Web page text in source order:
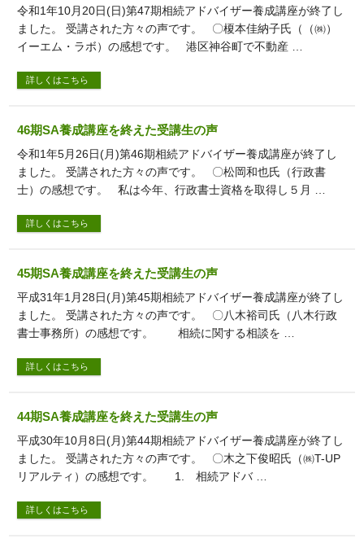
令和1年10月20日(日)第47期相続アドバイザー養成講座が終了し
ました。 受講された方々の声です。 〇榎本佳納子氏（（㈱）
イーエム・ラボ）の感想です。 港区神谷町で不動産 …
詳しくはこちら
46期SA養成講座を終えた受講生の声
令和1年5月26日(月)第46期相続アドバイザー養成講座が終了し
ました。 受講された方々の声です。 〇松岡和也氏（行政書
士）の感想です。 私は今年、行政書士資格を取得し５月 …
詳しくはこちら
45期SA養成講座を終えた受講生の声
平成31年1月28日(月)第45期相続アドバイザー養成講座が終了し
ました。 受講された方々の声です。 〇八木裕司氏（八木行政
書士事務所）の感想です。 相続に関する相談を …
詳しくはこちら
44期SA養成講座を終えた受講生の声
平成30年10月8日(月)第44期相続アドバイザー養成講座が終了し
ました。 受講された方々の声です。 〇木之下俊昭氏（㈱T-UP
リアルティ）の感想です。 1. 相続アドバ …
詳しくはこちら